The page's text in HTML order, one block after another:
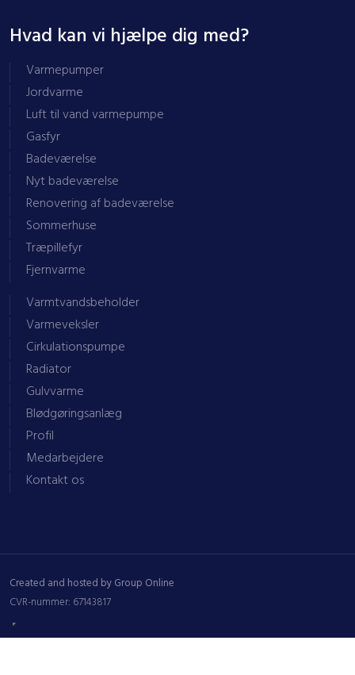
Hvad kan vi hjælpe dig med?
​Varmepumper
Jordvarme
Luft til vand varmepumpe
Gasfyr
Badeværelse
Nyt badeværelse
Renovering af badeværelse
Sommerhuse
Træpillefyr
Fjernvarme
Varmtvandsbeholder
Varmeveksler
Cirkulationspumpe
Radiator
Gulvvarme
Blødgøringsanlæg
Profil
Medarbejdere
Kontakt os
Created and hosted by Group Online
CVR-nummer: 67143817